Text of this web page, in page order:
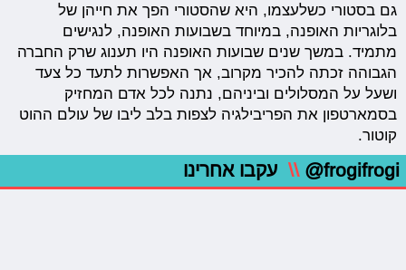
גם בסטורי כשלעצמו, היא שהסטורי הפך את חייהן של
בלוגריות האופנה, במיוחד בשבועות האופנה, לנגישים
מתמיד. במשך שנים שבועות האופנה היו תענוג שרק החברה
הגבוהה זכתה להכיר מקרוב, אך האפשרות לתעד כל צעד
ושעל על המסלולים וביניהם, נתנה לכל אדם המחזיק
בסמארטפון את הפריבילגיה לצפות בלב ליבו של עולם ההוט
קוטור.
@frogifrogi
\\ עקבו אחרינו